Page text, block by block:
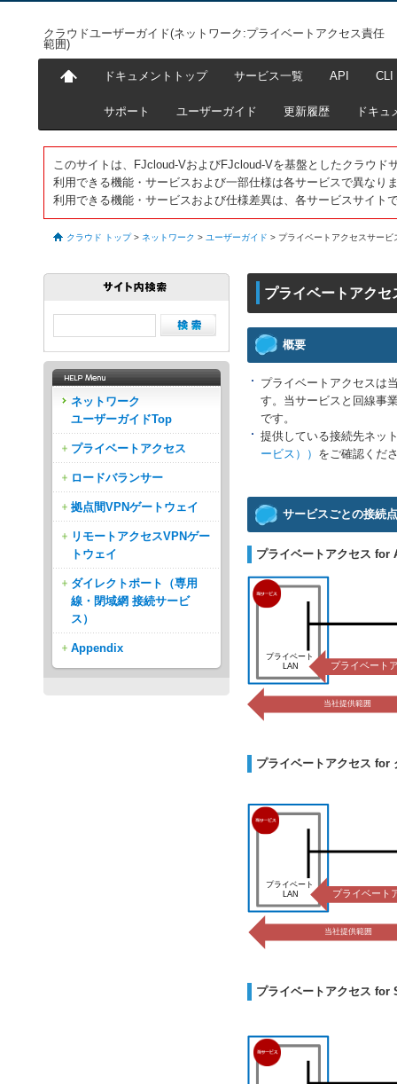
クラウドユーザーガイド(ネットワーク:プライベートアクセス責任
範囲)
ドキュメントトップ サービス一覧 API CLI
サポート ユーザーガイド 更新履歴 ドキュ
このサイトは、FJcloud-VおよびFJcloud-Vを基盤としたクラウド
利用できる機能・サービスおよび一部仕様は各サービスで異なり
利用できる機能・サービスおよび仕様差異は、各サービスサイト
クラウド トップ > ネットワーク > ユーザーガイド > プライベートアクセスサービ
プライベートアクセ
概要
プライベートアクセスは
す。当サービスと回線事
です。
提供している接続先ネッ
ービス）） をご確認く
サービスごとの接続
プライベートアクセス for
プライベートアクセス for
プライベートアクセス for
ネットワーク
ユーザーガイドTop
プライベートアクセス
ロードバランサー
拠点間VPNゲートウェイ
リモートアクセスVPNゲー
トウェイ
ダイレクトポート（専用
線・閉域網 接続サービ
ス）
Appendix